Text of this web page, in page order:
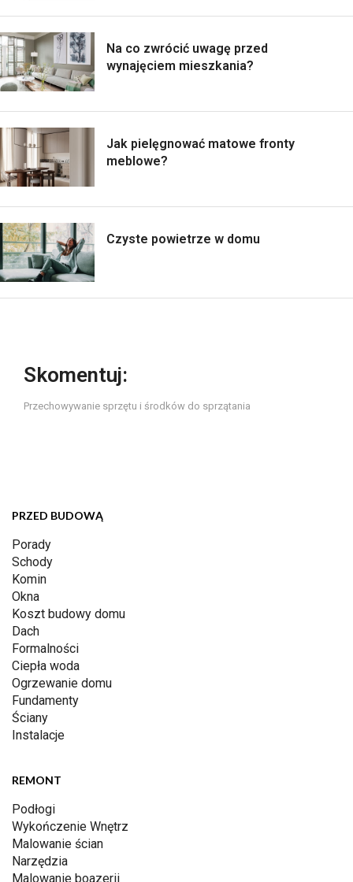
Na co zwrócić uwagę przed
wynajęciem mieszkania?
Jak pielęgnować matowe fronty
meblowe?
Czyste powietrze w domu
Skomentuj:
Przechowywanie sprzętu i środków do sprzątania
PRZED BUDOWĄ
Porady
Schody
Komin
Okna
Koszt budowy domu
Dach
Formalności
Ciepła woda
Ogrzewanie domu
Fundamenty
Ściany
Instalacje
REMONT
Podłogi
Wykończenie Wnętrz
Malowanie ścian
Narzędzia
Malowanie boazerii